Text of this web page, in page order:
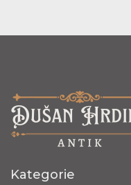
Kategorie